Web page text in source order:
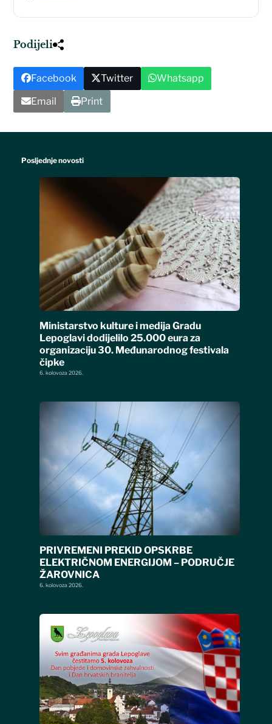
Podijeli
Facebook Twitter
Whatsapp
Email
Print
Posljednje novosti
Ministarstvo kulture i medija Gradu
Lepoglavi dodijelilo 25.000 eura za
organizaciju 30. Međunarodnog festivala
čipke
6. kolovoza 2026.
PRIVREMENI PREKID OPSKRBE
ELEKTRIČNOM ENERGIJOM – PODRUČJE
ŽAROVNICA
6. kolovoza 2026.